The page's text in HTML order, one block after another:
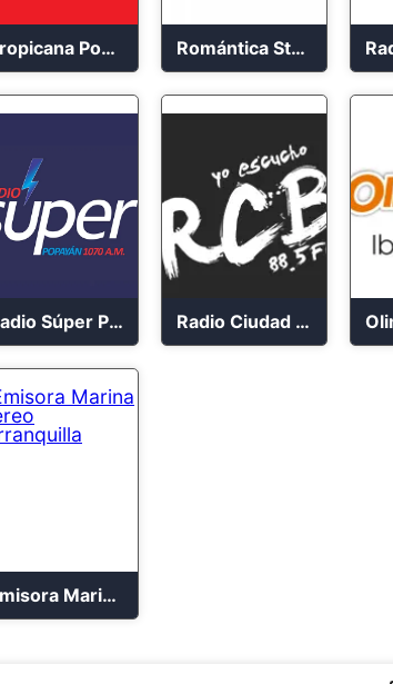
Tropicana Popayán en vivo 106.1 FM Romántica Stereo 88.1 FM
Radio Súper Popayán en vivo 2023 Radio Ciudad Bolívar 88.5 FM
Emisora Marina Stereo Barranquilla